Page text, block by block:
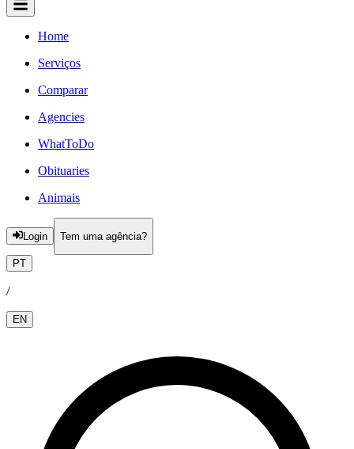
Home
Serviços
Comparar
Agencies
WhatToDo
Obituaries
Animais
Login Tem uma agência?
PT
/
EN